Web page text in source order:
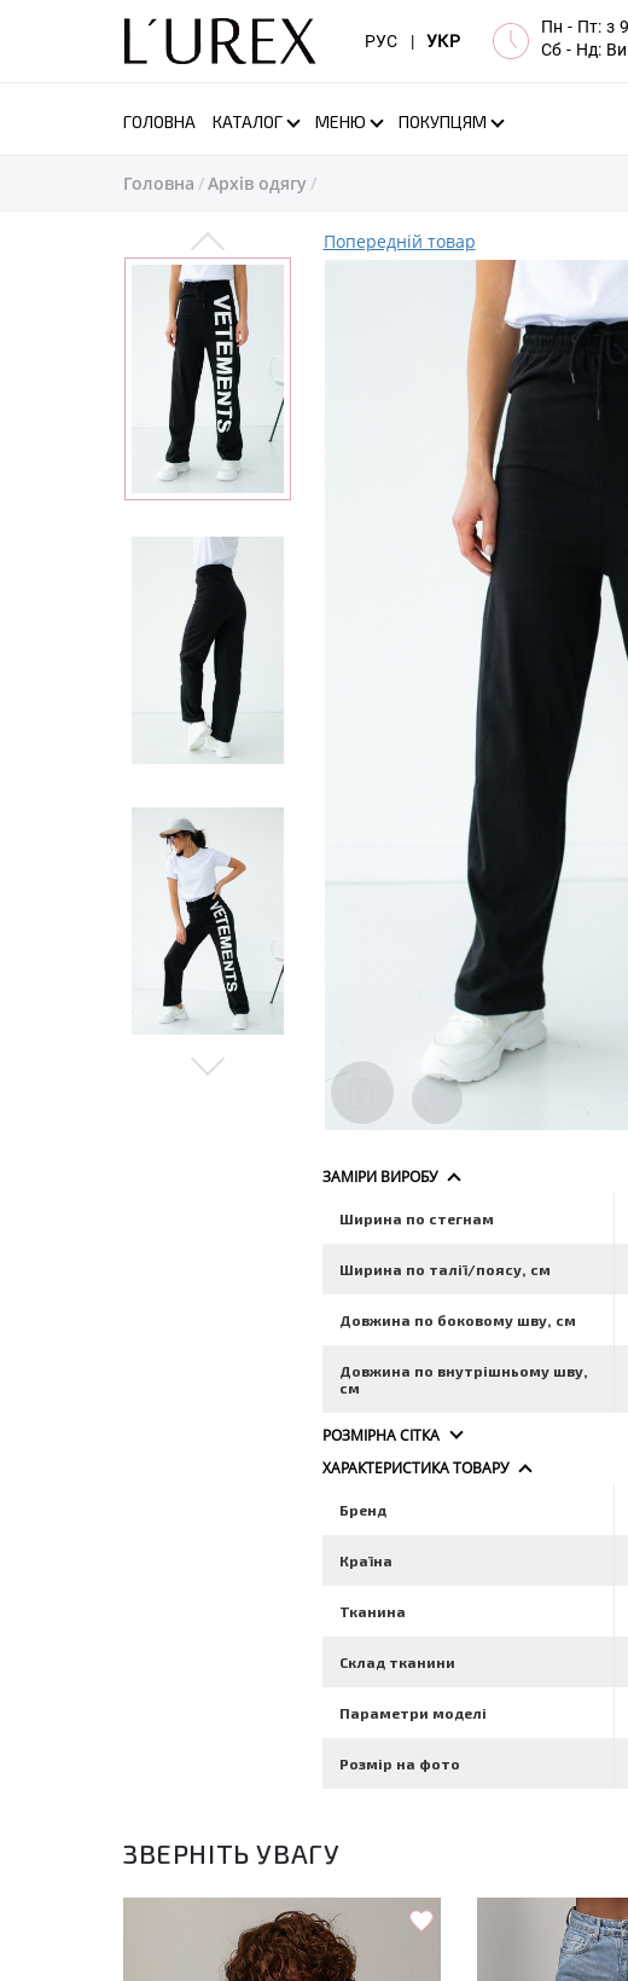
РУС | УКР
Пн - Пт: з
Сб - Нд:
ГОЛОВНА КАТАЛОГ МЕНЮ ПОКУПЦЯМ
Головна Архів одягу
Попередній товар
ЗАМІРИ ВИРОБУ
Ширина по стегнам
Ширина по талії/поясу, см
Довжина по боковому шву, см
Довжина по внутрішньому шву,
см
РОЗМІРНА СІТКА
ХАРАКТЕРИСТИКА ТОВАРУ
Бренд
Країна
Тканина
Склад тканини
Параметри моделі
Розмір на фото
ЗВЕРНІТЬ УВАГУ